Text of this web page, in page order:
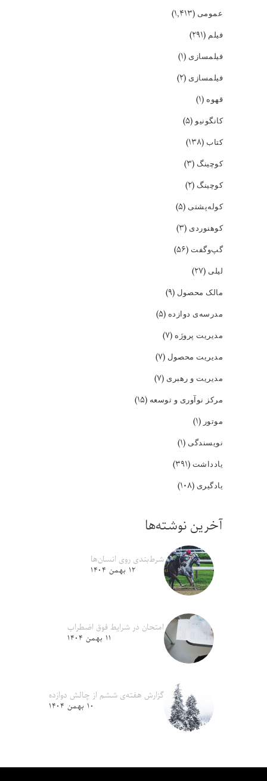
عمومی (۱,۴۱۳)
فیلم (۲۹۱)
فیلمسازی (۱)
فیلمسازی (۲)
قهوه (۱)
کانگونیو(۵)
کتاب (۱۳۸)
کوچینگ (۳)
کوچینگ (۲)
کوله‌پشتی (۵)
کوهنوردی (۳)
گپ‌و‌گفت (۵۶)
لیلی (۲۷)
مالک محصول (۹)
مدرسه‌ی دوازده (۵)
مدیریت پروژه (۷)
مدیریت محصول (۷)
مدیریت و رهبری (۷)
مرکز نوآوری و توسعه (۱۵)
موتور (۱)
نویسندگی (۱)
یادداشت (۳۹۱)
یادگیری (۱۰۸)
آخرین نوشته‌ها
شرط‌بندی روی انسان‌ها
۱۲ بهمن ۱۴۰۴
امتحان در شرایط فوق اضطراب
۱۱ بهمن ۱۴۰۴
گزارش هفته‌ی ششم از چالش دوازده
۱۰ بهمن ۱۴۰۴